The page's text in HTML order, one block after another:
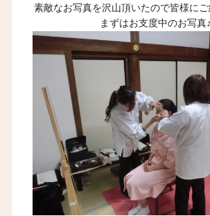
素敵なお写真を沢山頂いたので皆様にご
まずはお支度中のお写真♪